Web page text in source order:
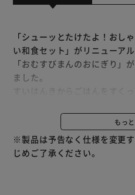
「シューッとたけたよ！おし
い和食セット」がリニューアル
「おむすびまんのおにぎり」
ました。
パッケージやシール、配膳シ
た！
もっ
※製品は予告なく仕様を変更
じめご了承ください。